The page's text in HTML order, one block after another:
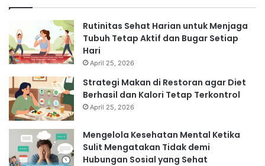
Rutinitas Sehat Harian untuk Menjaga
Tubuh Tetap Aktif dan Bugar Setiap
Hari
April 25, 2026
Strategi Makan di Restoran agar Diet
Berhasil dan Kalori Tetap Terkontrol
April 25, 2026
Mengelola Kesehatan Mental Ketika
Sulit Mengatakan Tidak demi
Hubungan Sosial yang Sehat